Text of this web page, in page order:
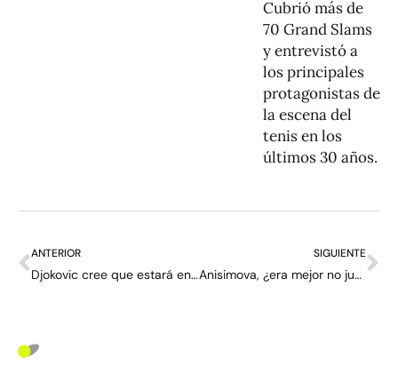
Cubrió más de
70 Grand Slams
y entrevistó a
los principales
protagonistas de
la escena del
tenis en los
últimos 30 años.
ANTERIOR
Djokovic cree que estará en un «nivel óptimo» para el US Open
SIGUIENTE
Anisimova, ¿era mejor no jugar la final?